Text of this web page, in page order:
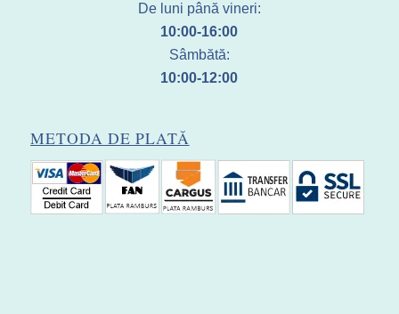
De luni până vineri:
10:00-16:00
Sâmbătă:
10:00-12:00
METODA DE PLATĂ